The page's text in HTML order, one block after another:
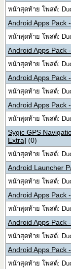
หน้าสุดท้าย โพสต์:
Android Apps Pack
หน้าสุดท้าย โพสต์:
Android Apps Pack
หน้าสุดท้าย โพสต์:
Android Apps Pack
หน้าสุดท้าย โพสต์:
Android Apps Pack
หน้าสุดท้าย โพสต์:
Sygic GPS
Extra] (0)
หน้าสุดท้าย โพสต์:
Android Launcher
หน้าสุดท้าย โพสต์:
Android Apps Pack
หน้าสุดท้าย โพสต์:
Android Apps Pack
หน้าสุดท้าย โพสต์:
Android Apps Pack
หน้าสุดท้าย โพสต์: